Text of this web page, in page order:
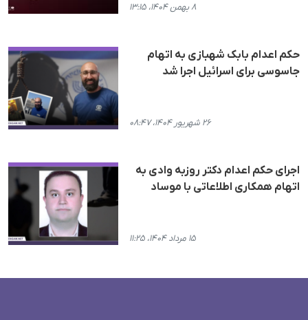
۸ بهمن ۱۴۰۴، ۱۳:۱۵
حکم اعدام بابک شهبازی به اتهام
جاسوسی برای اسرائیل اجرا شد
۲۶ شهریور ۱۴۰۴، ۰۸:۴۷
اجرای حکم اعدام دکتر روزبه وادی به
اتهام همکاری اطلاعاتی با موساد
۱۵ مرداد ۱۴۰۴، ۱۱:۲۵